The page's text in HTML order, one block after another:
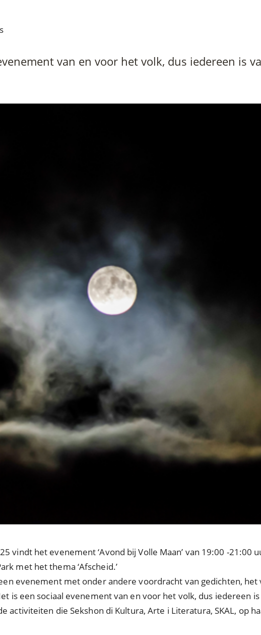
van en voor het volk, dus iedereen is
vindt het evenement ‘Avond bij Volle Maan’ van 19:00 -21:00
met het thema ‘Afscheid.’
een evenement met onder andere voordracht van gedichten,
is een sociaal evenement van en voor het volk, dus iedereen
activiteiten die Sekshon di Kultura, Arte i Literatura, SKAL, op